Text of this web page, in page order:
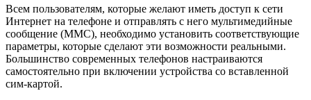
Всем пользователям, которые желают иметь доступ к сети
Интернет на телефоне и отправлять с него мультимедийные
сообщение (ММС), необходимо установить соответствующие
параметры, которые сделают эти возможности реальными.
Большинство современных телефонов настраиваются
самостоятельно при включении устройства со вставленной
сим-картой.